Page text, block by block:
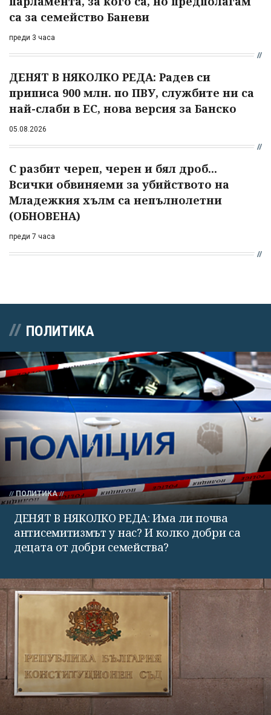
са за семейство Баневи
преди 3 часа
ДЕНЯТ В НЯКОЛКО РЕДА: Радев си
приписа 900 млн. по ПВУ, службите ни са
най-слаби в ЕС, нова версия за Банско
05.08.2026
С разбит череп, черен и бял дроб...
Всички обвиняеми за убийството на
Младежкия хълм са непълнолетни
(ОБНОВЕНА)
преди 7 часа
ПОЛИТИКА
ПОЛИТИКА
ДЕНЯТ В НЯКОЛКО РЕДА: Има ли почва
антисемитизмът у нас? И колко добри са
децата от добри семейства?